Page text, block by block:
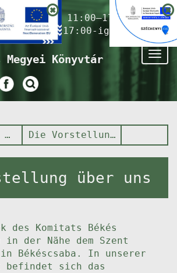
ma:11:00–17:00
17:00-ig)
Megyei Könyvtár
Békés Megyei Könyvtár Die Vorstellung über uns
über uns
des Komitats Békés
der Nähe dem Szent
Békéscsaba. In unserer
befindet sich das